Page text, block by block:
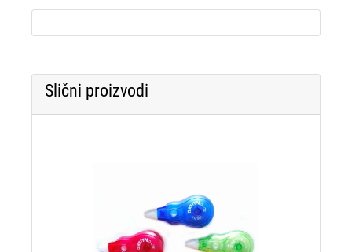
Slični proizvodi